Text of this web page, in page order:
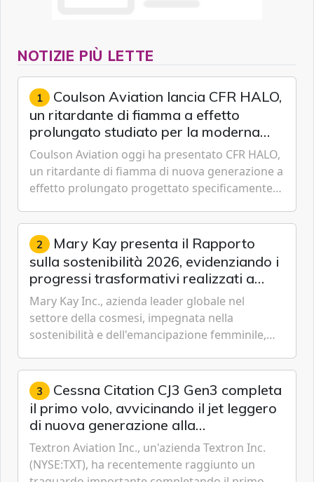
NOTIZIE PIÙ LETTE
1 Coulson Aviation lancia CFR HALO,
un ritardante di fiamma a effetto
prolungato studiato per la moderna
lotta aerea contro gli incendi
Coulson Aviation oggi ha presentato CFR HALO,
un ritardante di fiamma di nuova generazione a
effetto prolungato progettato specificamente
missioni an...
2 Mary Kay presenta il Rapporto
sulla sostenibilità 2026, evidenziando i
progressi trasformativi realizzati a
livello globale nelle sfere sociale,
economica e ambientale
Mary Kay Inc., azienda leader globale nel
settore della cosmesi, impegnata nella
sostenibilità e dell'emancipazione femminile,
sostenibilità 2026, una panora...
3 Cessna Citation CJ3 Gen3 completa
il primo volo, avvicinando il jet leggero
di nuova generazione alla
certificazione
Textron Aviation Inc., un'azienda Textron Inc.
(NYSE:TXT), ha recentemente raggiunto un